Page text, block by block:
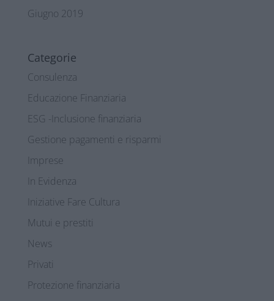
Giugno 2019
Categorie
Consulenza
Educazione Finanziaria
ESG -Inclusione finanziaria
Gestione pagamenti e risparmi
Imprese
In Evidenza
Iniziative Fare Cultura
Mutui e prestiti
News
Privati
Protezione finanziaria